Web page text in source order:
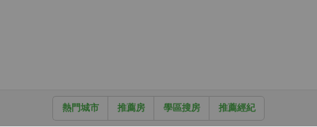
熱門城市 推薦房 學區搜房 推薦經紀